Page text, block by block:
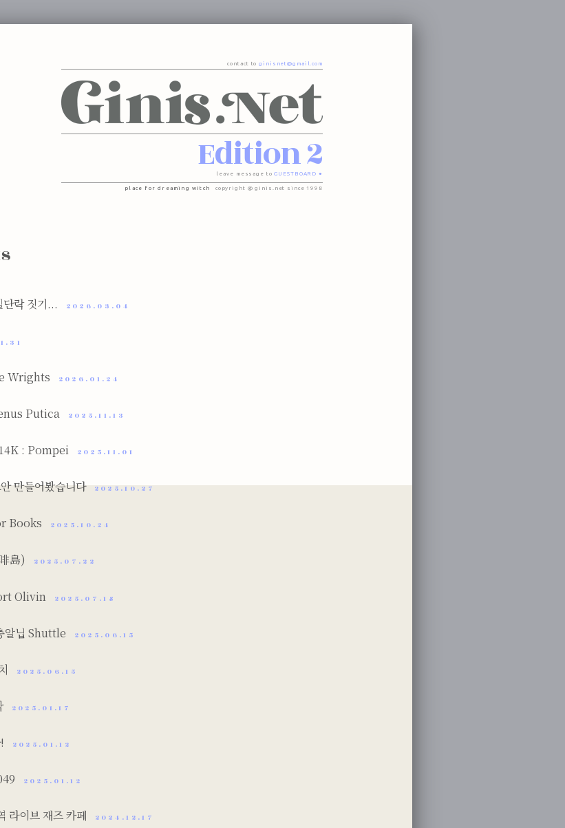
contact toginisnet@gmail.com
Edition 2
leave message toGUESTBOARD ●
place for dreaming witch copyright @ ginis.net since 1998
단락 짓기... 2026.03.04
Wrights 2026.01.24
Putica 2025.11.13
: Pompei 2025.11.01
만들어봤습니다2025.10.27
Books 2025.10.24
島) 2025.07.22
Olivin 2025.07.18
알닙 Shuttle 2025.06.15
2025.06.15
2025.01.17
2025.01.12
2025.01.12
라이브 재즈 카페 2024.12.17